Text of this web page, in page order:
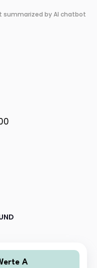
summarized by AI chatbot
A